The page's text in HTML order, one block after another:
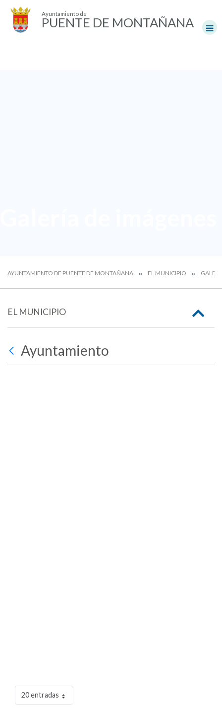
Ayuntamiento de
PUENTE DE MONTAÑANA
AYUNTAMIENTO DE PUENTE DE MONTAÑANA EL MUNICIPIO
EL MUNICIPIO
Ayuntamiento
20 entradas